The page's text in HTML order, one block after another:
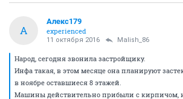
А
Алекс179
experienced
11 октября 2016 Malish_86
Народ, сегодня звонила застройщику.
Инфа такая, в этом месяце она планируют
в ноябре оставшиеся 8 этажей.
Машины действительно прибыли с кирпичом,